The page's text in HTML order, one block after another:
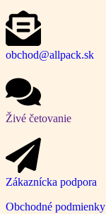
obchod@allpack.sk
Živé četovanie
Zákaznícka podpora
Obchodné podmienky